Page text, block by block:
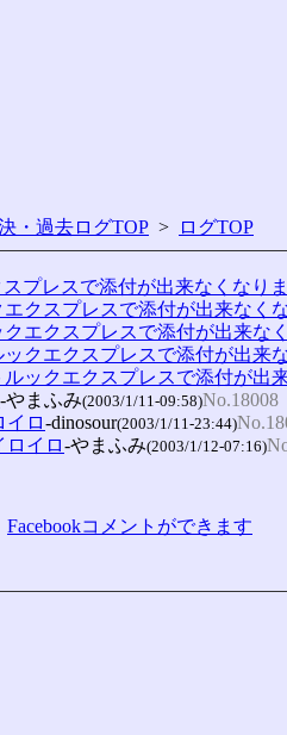
・過去ログTOP > ログTOP
プレスで添付が出来なくなり
エクスプレスで添付が出来なく
クエクスプレスで添付が出来な
ックエクスプレスで添付が出来
ルックエクスプレスで添付が出
-やまふみ(2003/1/11-09:58)No.18008
イロ-dinosour(2003/1/11-23:44)
ロイロ-やまふみ(2003/1/12-07:16)
Facebookコメントができます